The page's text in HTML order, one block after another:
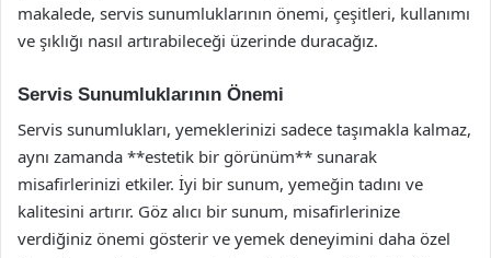
makalede, servis sunumluklarının önemi, çeşitleri, kullanımı
ve şıklığı nasıl artırabileceği üzerinde duracağız.
Servis Sunumluklarının Önemi
Servis sunumlukları, yemeklerinizi sadece taşımakla kalmaz,
aynı zamanda **estetik bir görünüm** sunarak
misafirlerinizi etkiler. İyi bir sunum, yemeğin tadını ve
kalitesini artırır. Göz alıcı bir sunum, misafirlerinize
verdiğiniz önemi gösterir ve yemek deneyimini daha özel